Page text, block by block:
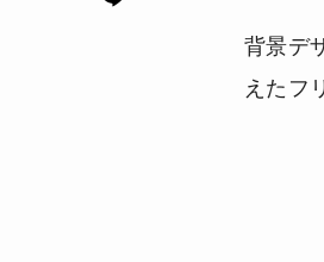
背景デ
えたフ